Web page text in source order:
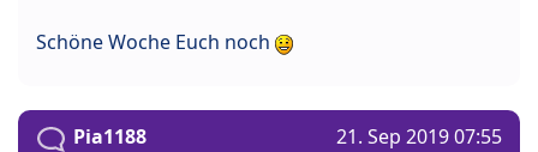
Schöne Woche Euch noch
Pia1188 21. Sep 2019 07:55